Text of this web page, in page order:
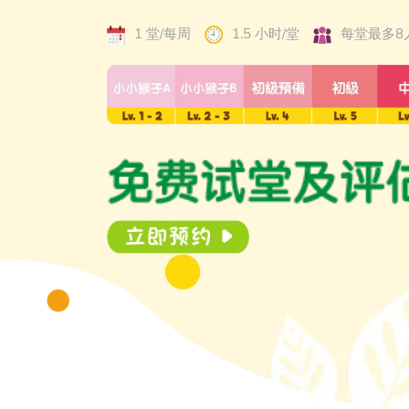
1 堂/每周 1.5 小时/堂 每堂最多8